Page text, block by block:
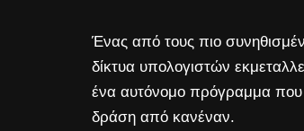
Ένας από τους πιο
δίκτυα υπολογιστών
ένα αυτόνομο πρόγραμμα που
δράση από κανέναν.